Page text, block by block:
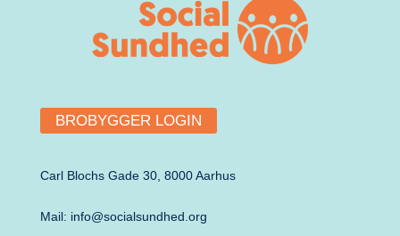
BROBYGGER LOGIN
Carl Blochs Gade 30, 8000 Aarhus
Mail: info@socialsundhed.org